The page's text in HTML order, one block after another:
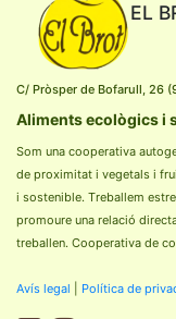
EL
C/ Pròsper de Bofarull, 26
Aliments ecològics i
Som una cooperativa
de proximitat i vegetals i
i sostenible. Treballem
promoure una relació
treballen. Cooperativa de
Avís legal Política de